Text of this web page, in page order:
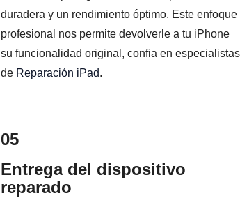
duradera y un rendimiento óptimo. Este enfoque
profesional nos permite devolverle a tu iPhone
su funcionalidad original, confia en especialistas
de Reparación iPad.
05
Entrega del dispositivo
reparado